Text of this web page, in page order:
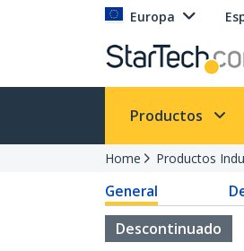
Europa
Productos
Home Productos
General
Descontinuado